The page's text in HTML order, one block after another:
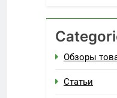
Обзоры
Статьи